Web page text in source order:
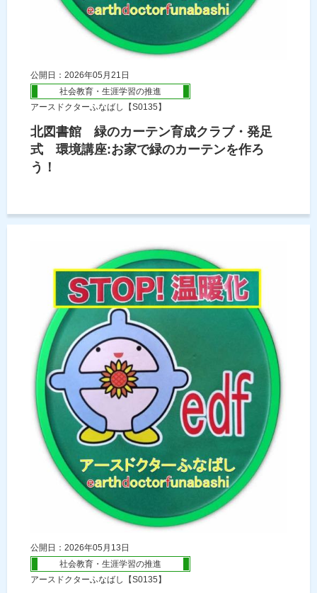
公開日：2026年05月21日
社会教育・生涯学習の推進
アースドクターふなばし【S0135】
北図書館 緑のカーテン育成クラブ・発足
式 環境講座:お家で緑のカーテンを作ろ
う！
公開日：2026年05月13日
社会教育・生涯学習の推進
アースドクターふなばし【S0135】